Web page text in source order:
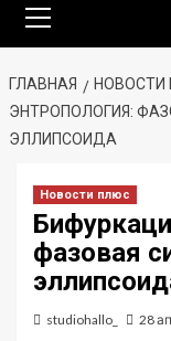
меню
ГЛАВНАЯ НОВОСТИ
ЭНТРОПОЛОГИЯ:
ЭЛЛИПСОИДА
Новости плюс
фазовая
studiohallo_ 28